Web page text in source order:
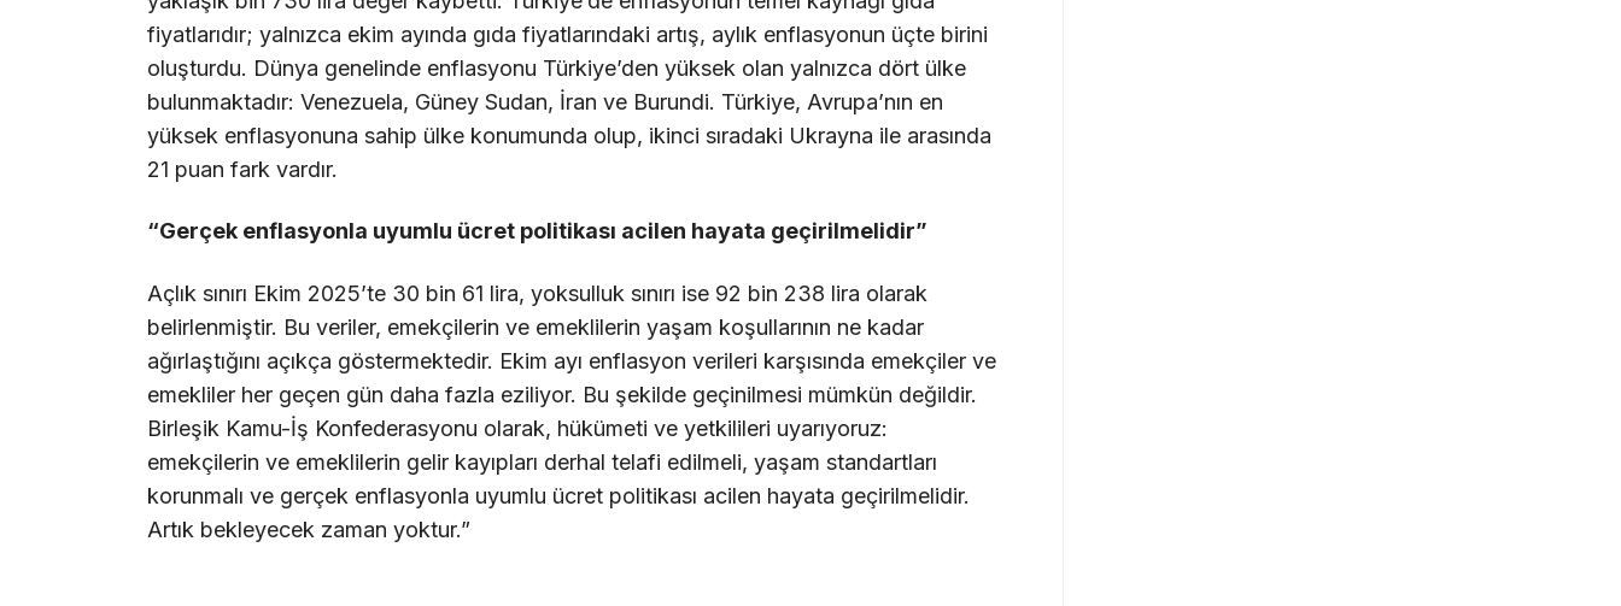
fiyatlarıdır; yalnızca ekim ayında gıda fiyatlarındaki artış, aylık enflasyonun üçte birini
oluşturdu. Dünya genelinde enflasyonu Türkiye’den yüksek olan yalnızca dört ülke
bulunmaktadır: Venezuela, Güney Sudan, İran ve Burundi. Türkiye, Avrupa’nın en
yüksek enflasyonuna sahip ülke konumunda olup, ikinci sıradaki Ukrayna ile arasında
21 puan fark vardır.
“Gerçek enflasyonla uyumlu ücret politikası acilen hayata geçirilmelidir”
Açlık sınırı Ekim 2025’te 30 bin 61 lira, yoksulluk sınırı ise 92 bin 238 lira olarak
belirlenmiştir. Bu veriler, emekçilerin ve emeklilerin yaşam koşullarının ne kadar
ağırlaştığını açıkça göstermektedir. Ekim ayı enflasyon verileri karşısında emekçiler ve
emekliler her geçen gün daha fazla eziliyor. Bu şekilde geçinilmesi mümkün değildir.
Birleşik Kamu-İş Konfederasyonu olarak, hükümeti ve yetkilileri uyarıyoruz:
emekçilerin ve emeklilerin gelir kayıpları derhal telafi edilmeli, yaşam standartları
korunmalı ve gerçek enflasyonla uyumlu ücret politikası acilen hayata geçirilmelidir.
Artık bekleyecek zaman yoktur.”